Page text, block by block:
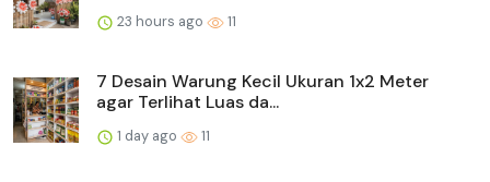
23 hours ago 11
7 Desain Warung Kecil Ukuran 1x2 Meter
agar Terlihat Luas da...
1 day ago 11